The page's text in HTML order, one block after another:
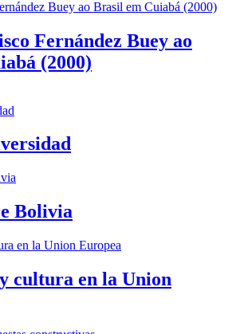
Fernández Buey ao
(2000)
Bolivia
cultura en la Union